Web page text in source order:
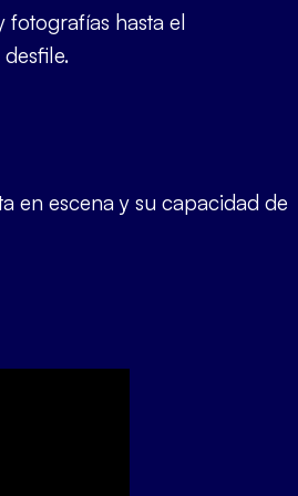
hasta el
en escena y su capacidad de